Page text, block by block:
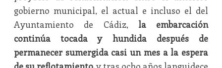
gobierno municipal, el actual e incluso el del
Ayuntamiento de Cádiz, la embarcación
continúa tocada y hundida después de
permanecer sumergida casi un mes a la espera